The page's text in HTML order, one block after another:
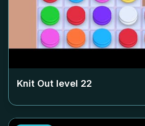
Knit Out level 22